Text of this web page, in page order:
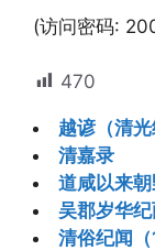
(访问密码:
470
越谚（清光
清嘉录
道咸以来
吴郡岁华纪
清俗纪闻（